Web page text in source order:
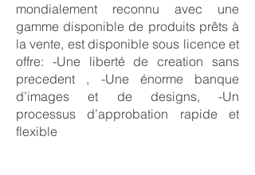
mondialement reconnu avec une
gamme disponible de produits prêts à
la vente, est disponible sous licence et
offre: -Une liberté de creation sans
precedent , -Une énorme banque
d’images et de designs, -Un
processus d’approbation rapide et
flexible